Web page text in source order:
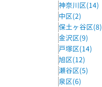
校
能見台駅徒歩1分
庫校
沢文庫駅 徒歩5分
神奈川区(14)
中区(2)
保土ヶ谷区(8)
金沢区(9)
戸塚区(14)
旭区(12)
瀬谷区(5)
泉区(6)